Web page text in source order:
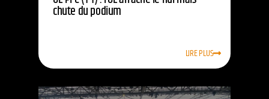
chute du podium
LIRE PLUS